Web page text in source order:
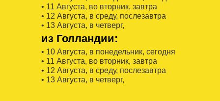
• 11 Августa, во вторник, завтра
• 12 Августa, в среду, послезавтра
• 13 Августa, в четверг,
из Голландии:
• 10 Августa, в понедельник, сегодня
• 11 Августa, во вторник, завтра
• 12 Августa, в среду, послезавтра
• 13 Августa, в четверг,